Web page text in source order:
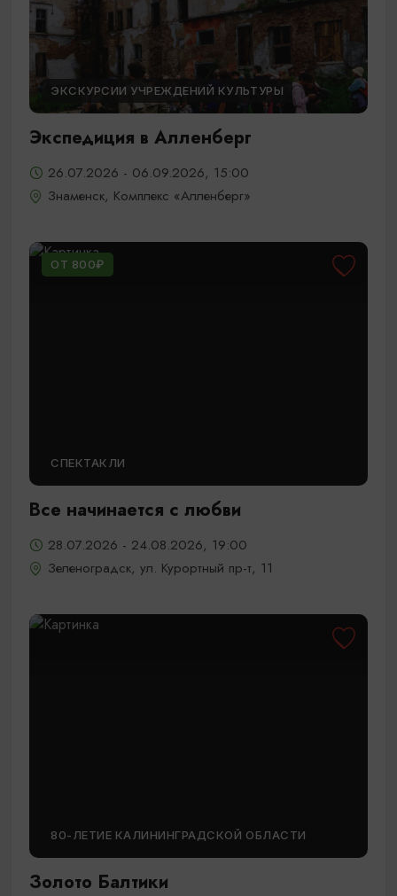
ЭКСКУРСИИ УЧРЕЖДЕНИЙ КУЛЬТУРЫ
Экспедиция в Алленберг
26.07.2026 - 06.09.2026, 15:00
Знаменск, Комплекс «Алленберг»
ОТ 800₽
СПЕКТАКЛИ
Все начинается с любви
28.07.2026 - 24.08.2026, 19:00
Зеленоградск, ул. Курортный пр-т, 11
80-ЛЕТИЕ КАЛИНИНГРАДСКОЙ ОБЛАСТИ
Золото Балтики